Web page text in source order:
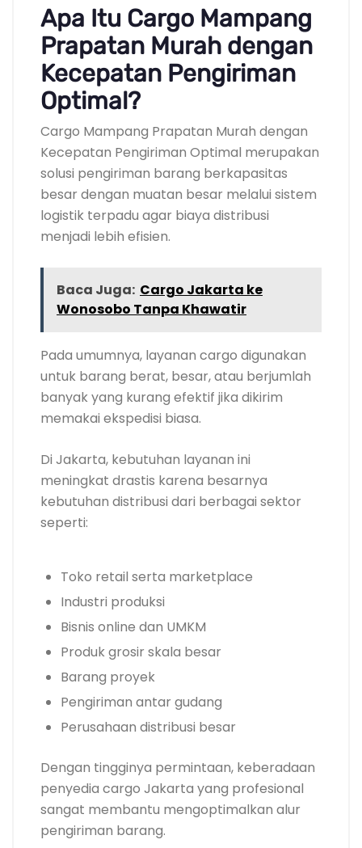
Apa Itu Cargo Mampang
Prapatan Murah dengan
Kecepatan Pengiriman
Optimal?
Cargo Mampang Prapatan Murah dengan
Kecepatan Pengiriman Optimal merupakan
solusi pengiriman barang berkapasitas
besar dengan muatan besar melalui sistem
logistik terpadu agar biaya distribusi
menjadi lebih efisien.
Baca Juga: Cargo Jakarta ke
Wonosobo Tanpa Khawatir
Pada umumnya, layanan cargo digunakan
untuk barang berat, besar, atau berjumlah
banyak yang kurang efektif jika dikirim
memakai ekspedisi biasa.
Di Jakarta, kebutuhan layanan ini
meningkat drastis karena besarnya
kebutuhan distribusi dari berbagai sektor
seperti:
Toko retail serta marketplace
Industri produksi
Bisnis online dan UMKM
Produk grosir skala besar
Barang proyek
Pengiriman antar gudang
Perusahaan distribusi besar
Dengan tingginya permintaan, keberadaan
penyedia cargo Jakarta yang profesional
sangat membantu mengoptimalkan alur
pengiriman barang.